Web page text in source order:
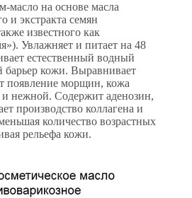
на основе масла
и экстракта семян
известного как
Увлажняет и питает на 48
естественный водный
барьер кожи. Выравнивает
появление морщин, кожа
и нежной. Содержит аденозин,
производство коллагена и
количество возрастных
рельефа кожи.